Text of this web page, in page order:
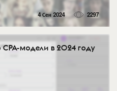
4 Сен 2024 2297
модели в 2024 году